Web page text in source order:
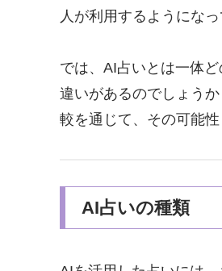
人が利用するようになっ
では、AI占いとは一体
違いがあるのでしょう
較を通じて、その可能
AI占いの種類